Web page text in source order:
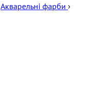
Акварельні фарби ›